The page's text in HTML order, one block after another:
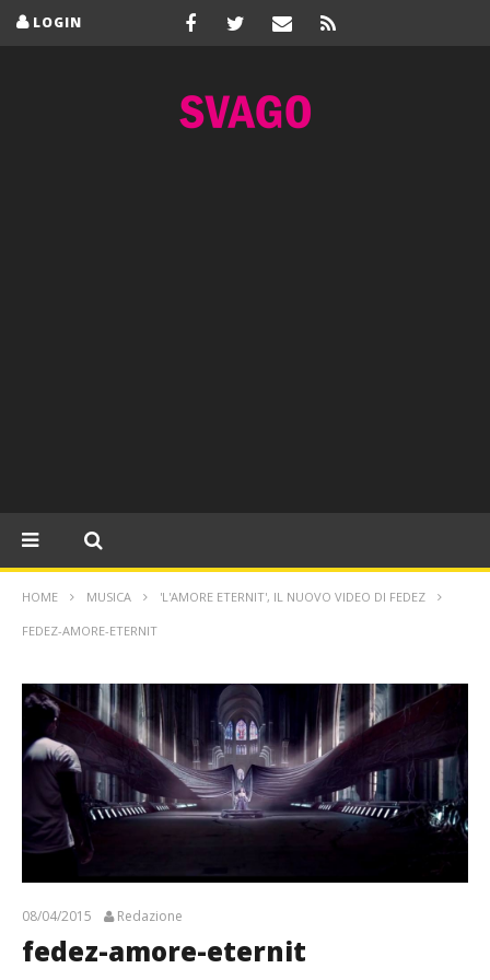
LOGIN
HOME MUSICA 'L'AMORE ETERNIT', IL NUOVO VIDEO DI FEDEZ
FEDEZ-AMORE-ETERNIT
08/04/2015 Redazione
fedez-amore-eternit